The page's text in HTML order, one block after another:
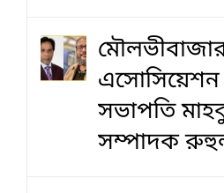
সভাপতি
সম্পাদক